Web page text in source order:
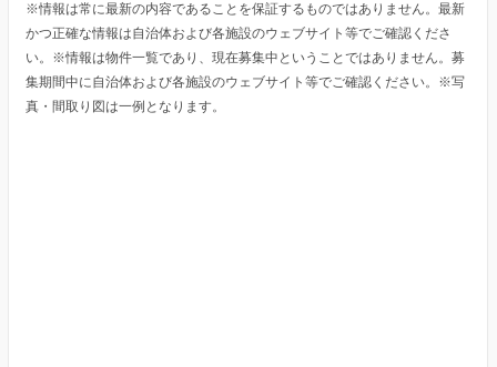
※情報は常に最新の内容であることを保証するものではありません。最新
かつ正確な情報は自治体および各施設のウェブサイト等でご確認くださ
い。※情報は物件一覧であり、現在募集中ということではありません。募
集期間中に自治体および各施設のウェブサイト等でご確認ください。※写
真・間取り図は一例となります。